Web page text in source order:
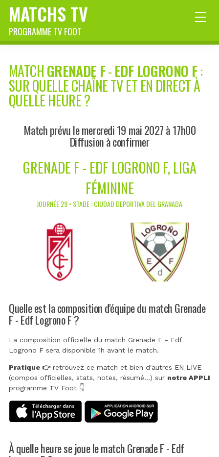
MATCHS TV
PROGRAMME TV FOOT
MATCHGRENADE F-EDF LOGRONO F:
SUR QUELLE CHAÎNE TV ET EN DIRECT À
QUELLE HEURE ?
Match prévu le mercredi 19 mai 2027 à 17h00
Diffusion à confirmer
GRENADE F - EDF LOGRONO F, LIGA
FÉMININE
JOURNÉE 29 • STADE : CIUDAD DEPORTIVA DEL GRANADA
Quelle est la composition d'équipe du match Grenade
F - Edf Logrono F ?
La composition officielle du match Grenade F - Edf
Logrono F sera disponible 1h avant le match.
Pratique 👉retrouvez ce match et bien d'autres EN LIVE
(compos officielles, stats, notes, résumé...) sur notre APPLI
programme TV Foot 👇
À quelle heure se joue le match Grenade F - Edf